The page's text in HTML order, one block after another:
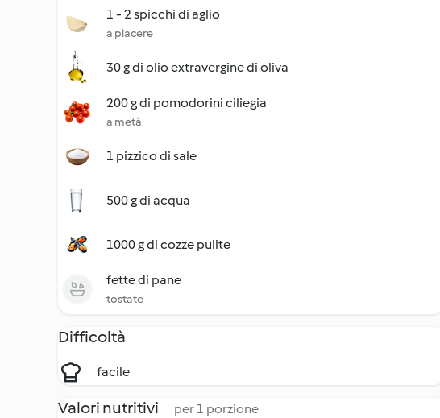
1 - 2 spicchi di aglio
a piacere
30 g di olio extravergine di oliva
200 g di pomodorini ciliegia
a metà
1 pizzico di sale
500 g di acqua
1000 g di cozze pulite
fette di pane
tostate
Difficoltà
facile
Valori nutritivi per 1 porzione